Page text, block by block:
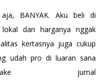
BANYAK. Aku beli di
dan harganya nggak
kertasnya juga cukup
udah pro di luaran sana
jurnal